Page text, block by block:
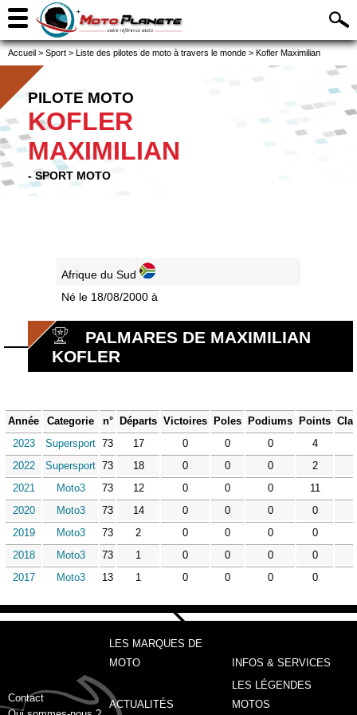
Accueil > Sport > Liste des pilotes de moto à travers le monde > Kofler Maximilian
PILOTE MOTO
KOFLER
MAXIMILIAN
- SPORT MOTO
Afrique du Sud
Né le 18/08/2000 à
PALMARES DE MAXIMILIAN
KOFLER
Année Categorie n° Départs Victoires Poles Podiums Points
2023
Supersport 73 17 0 0 0
4
2022
Supersport 73 18 0 0 0
2
2021
Moto3 73 12 0 0 0
11
2020
Moto3 73 14 0 0 0
0
2019
Moto3 73 2 0 0 0
0
2018
Moto3 73 1 0 0 0
0
2017
Moto3 13 1 0 0 0 0
Contact
LES MARQUES DE
MOTO
INFOS & SERVICES
ACTUALITÉS
LES LÉGENDES
MOTOS